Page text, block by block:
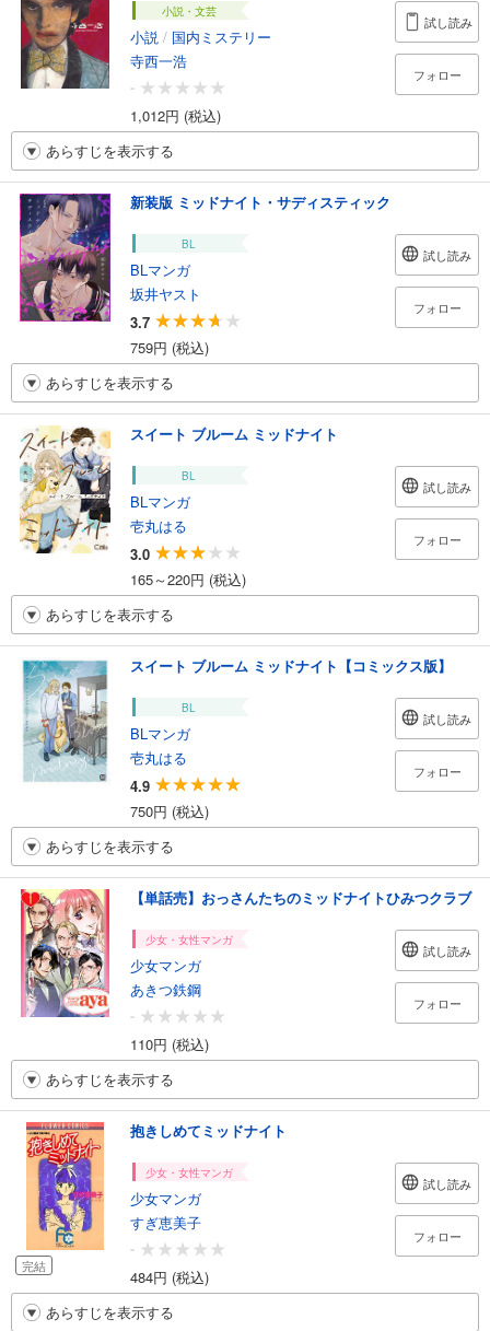
小説・文芸
小説 / 国内ミステリー
寺西一浩
-
1,012円 (税込)
試し読み
フォロー
あらすじを表示する
新装版 ミッドナイト・サディスティック
BL
BLマンガ
坂井ヤスト
3.7
759円 (税込)
試し読み
フォロー
あらすじを表示する
スイート ブルーム ミッドナイト
BL
BLマンガ
壱丸はる
3.0
165～220円 (税込)
試し読み
フォロー
あらすじを表示する
スイート ブルーム ミッドナイト【コミックス版】
BL
BLマンガ
壱丸はる
4.9
750円 (税込)
試し読み
フォロー
あらすじを表示する
【単話売】おっさんたちのミッドナイトひみつクラブ
少女・女性マンガ
少女マンガ
あきつ鉄鋼
-
110円 (税込)
試し読み
フォロー
あらすじを表示する
完結
抱きしめてミッドナイト
少女・女性マンガ
少女マンガ
すぎ恵美子
-
484円 (税込)
試し読み
フォロー
あらすじを表示する